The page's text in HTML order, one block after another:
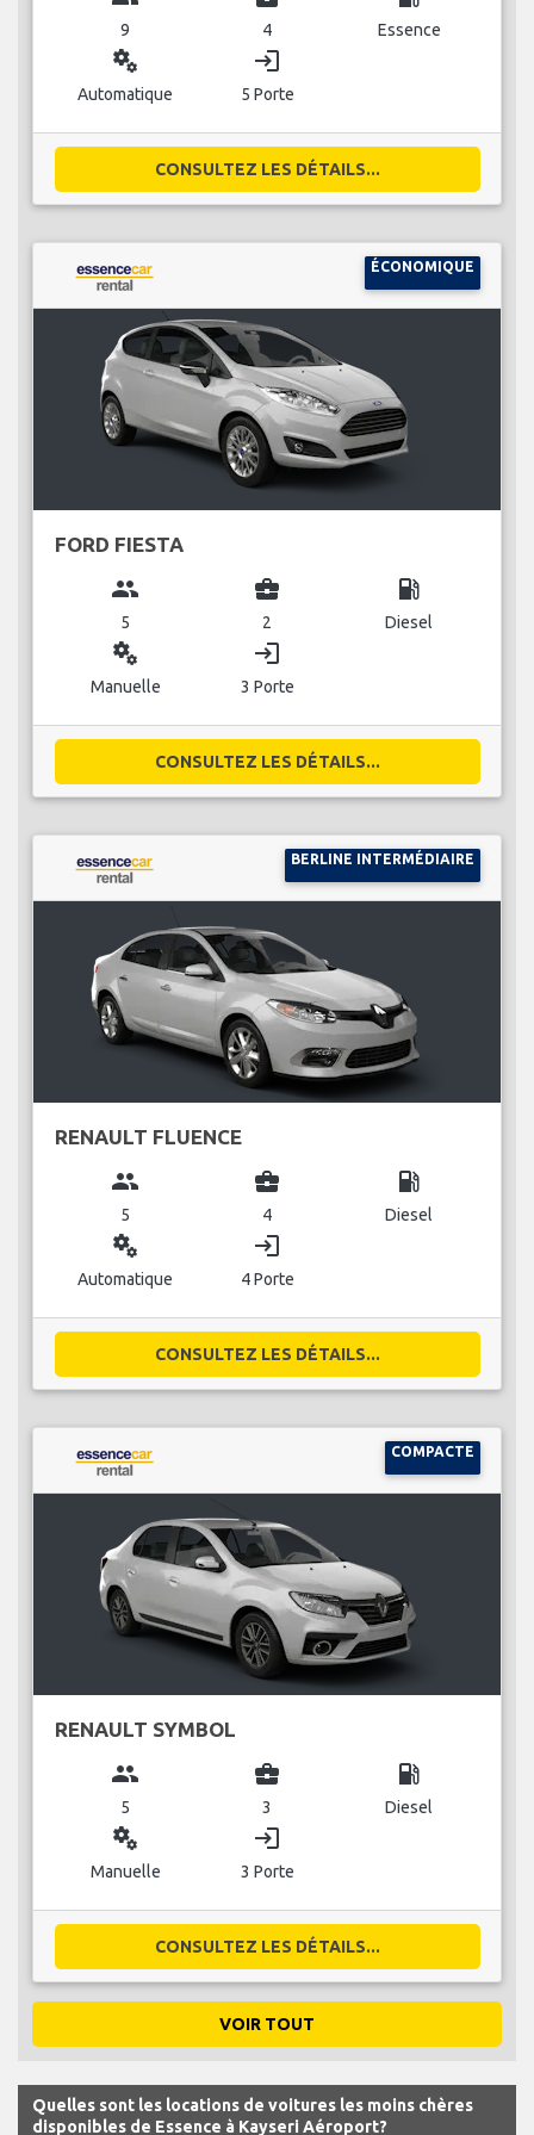
9 4 Essence
miscellaneous_services
Automatique
login
5 Porte
CONSULTEZ LES DÉTAILS...
ÉCONOMIQUE
FORD FIESTA
group
5
business_center
2
local_gas_station
Diesel
miscellaneous_services
Manuelle
login
3 Porte
CONSULTEZ LES DÉTAILS...
BERLINE INTERMÉDIAIRE
RENAULT FLUENCE
group
5
business_center
4
local_gas_station
Diesel
miscellaneous_services
Automatique
login
4 Porte
CONSULTEZ LES DÉTAILS...
COMPACTE
RENAULT SYMBOL
group
5
business_center
3
local_gas_station
Diesel
miscellaneous_services
Manuelle
login
3 Porte
CONSULTEZ LES DÉTAILS...
VOIR TOUT
Quelles sont les locations de voitures les moins chères
disponibles de Essence à Kayseri Aéroport?